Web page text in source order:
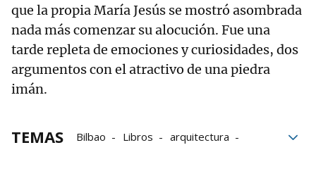
que la propia María Jesús se mostró asombrada
nada más comenzar su alocución. Fue una
tarde repleta de emociones y curiosidades, dos
argumentos con el atractivo de una piedra
imán.
TEMAS Bilbao Libros
arquitectura